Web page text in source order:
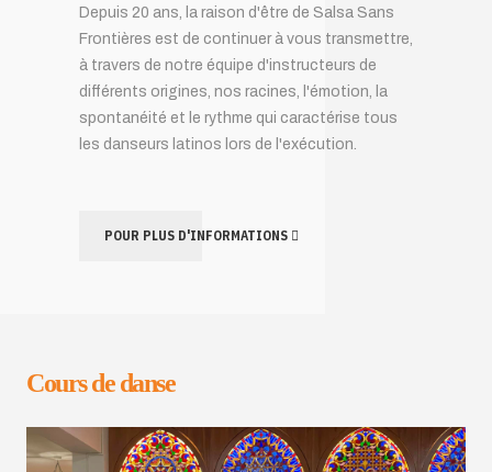
Depuis 20 ans, la raison d'être de Salsa Sans
Frontières est de continuer à vous transmettre,
à travers de notre équipe d'instructeurs de
différents origines, nos racines, l'émotion, la
spontanéité et le rythme qui caractérise tous
les danseurs latinos lors de l'exécution.
POUR PLUS D'INFORMATIONS
Cours de danse